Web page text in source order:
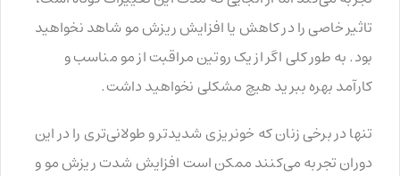
تاثیر خاصی را در کاهش یا افزایش ریزش مو شاهد نخواهید
بود. به طور کلی اگر از یک روتین مراقبت از مو مناسب و
کارآمد بهره ببرید هیچ مشکلی نخواهید داشت.
تنها در برخی زنان که خونریزی شدیدتر و طولانی‌تری را در این
دوران تجربه می‌کنند ممکن است افزایش شدت ریزش مو و